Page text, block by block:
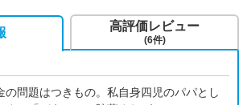
の問題はつきもの。私自身四児のパパとし
高評価レビュー
(6件)